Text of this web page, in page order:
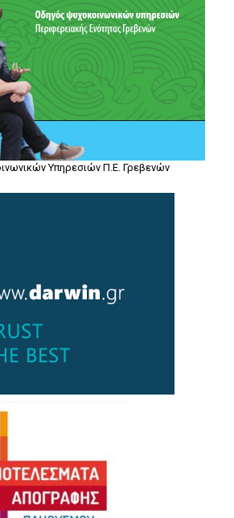
Υπηρεσιών Π.Ε. Γρεβενών